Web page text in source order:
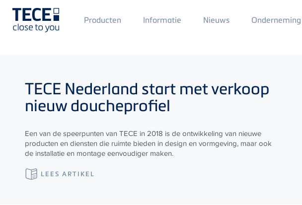
Main
Menü
Producten Informatie Nieuws Main
Menu
Onderneming
TECE Nederland start met verkoop
nieuw doucheprofiel
Een van de speerpunten van TECE in 2018 is de ontwikkeling van nieuwe
producten en diensten die ruimte bieden in design en vormgeving, maar ook
de installatie en montage eenvoudiger maken.
LEES ARTIKEL